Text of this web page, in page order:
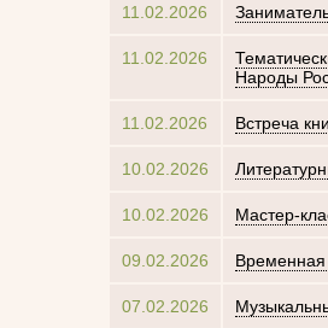
11.02.2026
11.02.2026
Народы
11.02.2026 Встреча
10.02.2026
10.02.2026 Мастер-
09.02.2026 Временная
07.02.2026